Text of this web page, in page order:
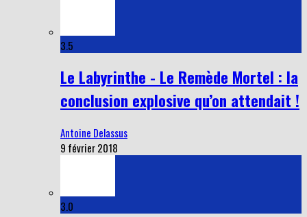
3.5
Le Labyrinthe - Le Remède Mortel : la
conclusion explosive qu’on attendait !
Antoine Delassus
9 février 2018
3.0